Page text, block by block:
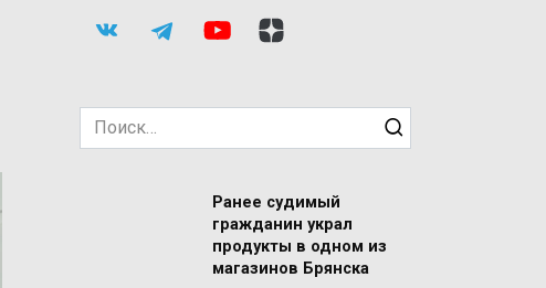
Search
for:
Ранее судимый
гражданин украл
продукты в одном из
магазинов Брянска